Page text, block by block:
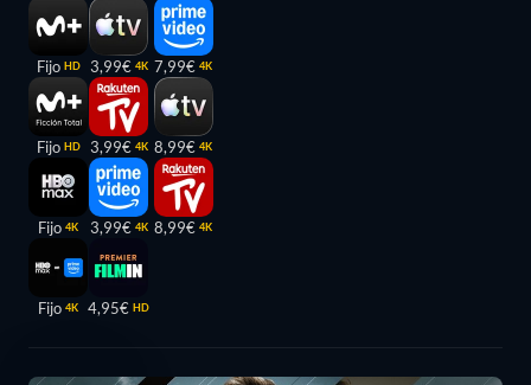
Fijo HD
Fijo HD
Fijo 4K
Fijo 4K
3,99€ 4K
3,99€ 4K
3,99€ 4K
4,95€ HD
7,99€ 4K
8,99€ 4K
8,99€ 4K